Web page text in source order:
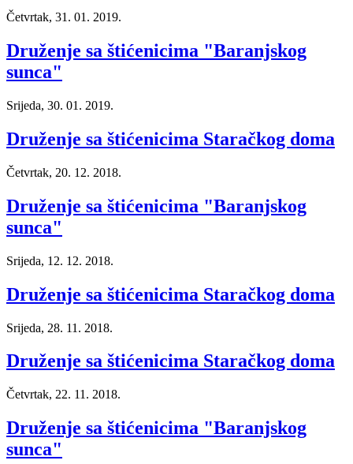
Četvrtak, 31. 01. 2019.
Druženje sa štićenicima "Baranjskog
sunca"
Srijeda, 30. 01. 2019.
Druženje sa štićenicima Staračkog doma
Četvrtak, 20. 12. 2018.
Druženje sa štićenicima "Baranjskog
sunca"
Srijeda, 12. 12. 2018.
Druženje sa štićenicima Staračkog doma
Srijeda, 28. 11. 2018.
Druženje sa štićenicima Staračkog doma
Četvrtak, 22. 11. 2018.
Druženje sa štićenicima "Baranjskog
sunca"